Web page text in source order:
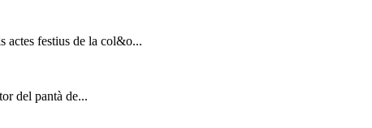
actes festius de la col&o...
del pantà de...